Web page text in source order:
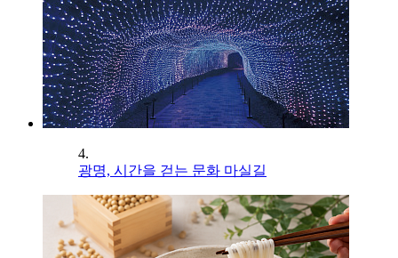
4.
광명, 시간을 걷는 문화 마실길